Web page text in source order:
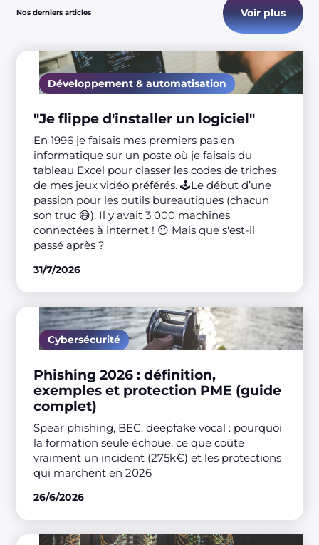
Nos derniers articles Voir plus
Développement & automatisation
"Je flippe d'installer un logiciel"
En 1996 je faisais mes premiers pas en
informatique sur un poste où je faisais du
tableau Excel pour classer les codes de triches
de mes jeux vidéo préférés. 🕹️Le début d’une
passion pour les outils bureautiques (chacun
son truc 😅). Il y avait 3 000 machines
connectées à internet ! 😶 Mais que s'est-il
passé après ?
31/7/2026
Cybersécurité
Phishing 2026 : définition,
exemples et protection PME (guide
complet)
Spear phishing, BEC, deepfake vocal : pourquoi
la formation seule échoue, ce que coûte
vraiment un incident (275k€) et les protections
qui marchent en 2026
26/6/2026